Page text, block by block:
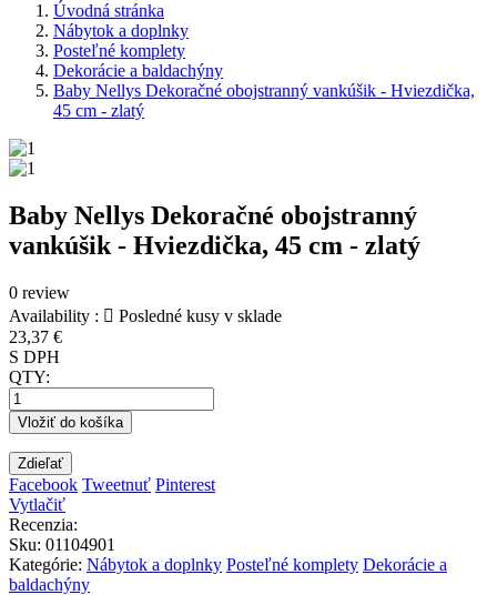
Úvodná stránka
Nábytok a doplnky
Posteľné komplety
Dekorácie a baldachýny
Baby Nellys Dekoračné obojstranný vankúšik - Hviezdička,
45 cm - zlatý
Baby Nellys Dekoračné obojstranný
vankúšik - Hviezdička, 45 cm - zlatý
0 review
Availability :  Posledné kusy v sklade
23,37 €
S DPH
QTY:
Vložiť do košíka
Zdieľať
Facebook Tweetnuť Pinterest
Vytlačiť
Recenzia:
Sku: 01104901
Kategórie: Nábytok a doplnky Posteľné komplety Dekorácie a
baldachýny